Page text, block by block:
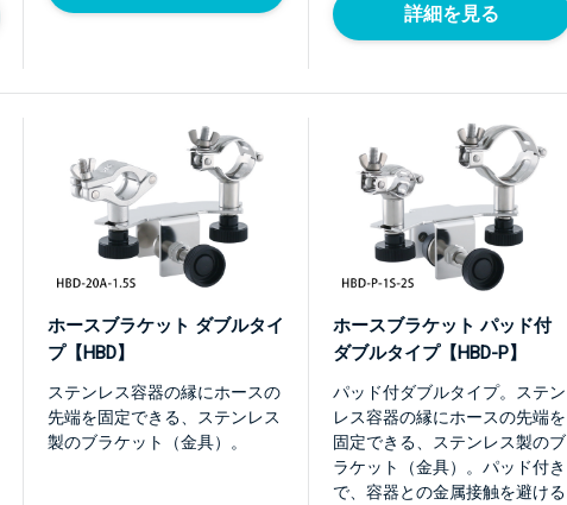
詳細を見る
ホースブラケット ダブルタイ
プ【HBD】
ステンレス容器の縁にホースの
先端を固定できる、ステンレス
製のブラケット（金具）。
ホースブラケット パッド付
ダブルタイプ【HBD-P】
パッド付ダブルタイプ。ステン
レス容器の縁にホースの先端を
固定できる、ステンレス製のブ
ラケット（金具）。パッド付き
で、容器との金属接触を避ける